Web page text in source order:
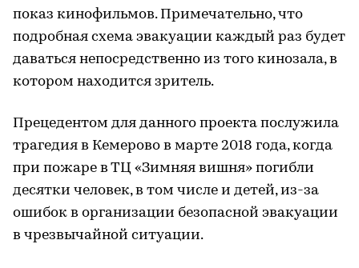
показ кинофильмов. Примечательно, что
подробная схема эвакуации каждый раз будет
даваться непосредственно из того кинозала, в
котором находится зритель.
Прецедентом для данного проекта послужила
трагедия в Кемерово в марте 2018 года, когда
при пожаре в ТЦ «Зимняя вишня» погибли
десятки человек, в том числе и детей, из-за
ошибок в организации безопасной эвакуации
в чрезвычайной ситуации.